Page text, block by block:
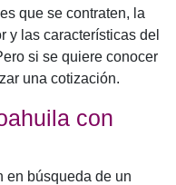
que se contraten, la
y las características del
si se quiere conocer
una cotización.
con
en búsqueda de un